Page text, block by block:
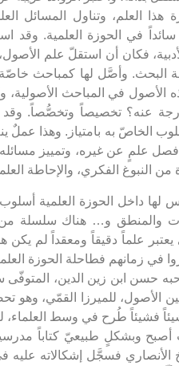
هذا العلم، وتناول المسائل
في الحوزة العلمية. وقد
فكان أن استقلّ علم
البحث. وأصَّل لها كمباحث خاصّة
الأصول في المباحث الأصولية،
عنه؟ تخصيصاً وتخصُّصاً.
الخاصّ به بامتياز. وهذا
فصل علمٍ عن غيره، وتمييز
النبوغ الفكري، والإحاطة
لها داخل الحوزة العلمية
والمنطق و… هناك سلسلة
علماً دقيقاً ومعقداً لم
في زمانهم فطاحلة الحوزة
الأصول، للميرزا القمّي، وهو
فشيئاً طُرح في وسط
أصبح وبشكلٍ طبيعيّ كتاباً
الأنصاري فسجَّل إشكالاته عليه